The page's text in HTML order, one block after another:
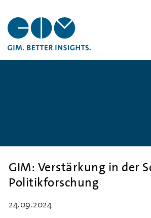
GIM: Verstärkung in der
Politikforschung
24.09.2024